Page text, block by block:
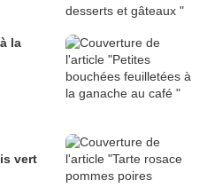
anis vert